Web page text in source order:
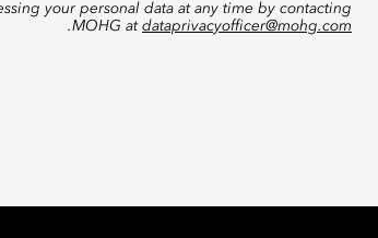
your personal data at any time by contacting
MOHG at dataprivacyofficer@mohg.com
.